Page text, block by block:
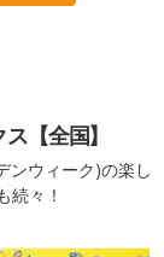
【全国】
ンウィーク)の楽し
続々！